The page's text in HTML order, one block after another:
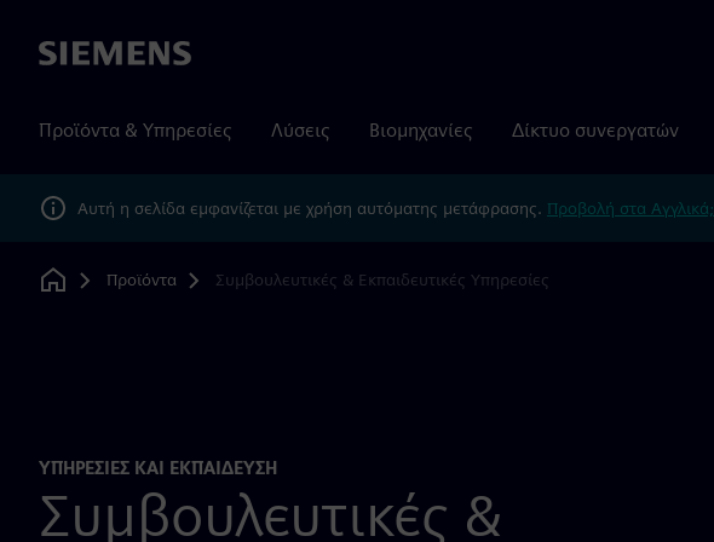
Siemens
Προϊόντα & Υπηρεσίες Λύσεις Βιομηχανίες Δίκτυο συνεργατών
Αυτή η σελίδα εμφανίζεται με χρήση αυτόματης μετάφρασης. Προβολή στα Αγγλικά;
Home
Προϊόντα Συμβουλευτικές & Εκπαιδευτικές Υπηρεσίες
ΥΠΗΡΕΣΊΕΣ ΚΑΙ ΕΚΠΑΊΔΕΥΣΗ
Συμβουλευτικές &